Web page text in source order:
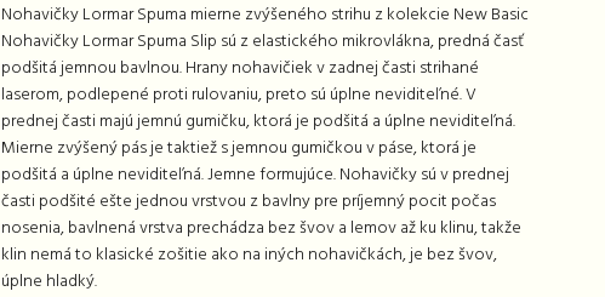
Nohavičky Lormar Spuma mierne zvýšeného strihu z kolekcie New Basic
Nohavičky Lormar Spuma Slip sú z elastického mikrovlákna, predná časť
podšitá jemnou bavlnou. Hrany nohavičiek v zadnej časti strihané
laserom, podlepené proti rulovaniu, preto sú úplne neviditeľné. V
prednej časti majú jemnú gumičku, ktorá je podšitá a úplne neviditeľná.
Mierne zvýšený pás je taktiež s jemnou gumičkou v páse, ktorá je
podšitá a úplne neviditeľná. Jemne formujúce. Nohavičky sú v prednej
časti podšité ešte jednou vrstvou z bavlny pre príjemný pocit počas
nosenia, bavlnená vrstva prechádza bez švov a lemov až ku klinu, takže
klin nemá to klasické zošitie ako na iných nohavičkách, je bez švov,
úplne hladký.